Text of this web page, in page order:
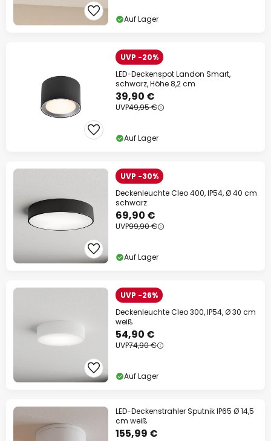
Auf Lager
UVP -20%
LED-Deckenspot Landon Smart,
schwarz, Höhe 8,2 cm
39,90 €
UVP49,95 €
Auf Lager
UVP -30%
Deckenleuchte Cleo 400, IP54, Ø 40 cm
schwarz
69,90 €
UVP99,90 €
Auf Lager
UVP -26%
Deckenleuchte Cleo 300, IP54, Ø 30 cm
weiß
54,90 €
UVP74,90 €
Auf Lager
LED-Deckenstrahler Sputnik IP65 Ø 14,5
cm weiß
155,99 €